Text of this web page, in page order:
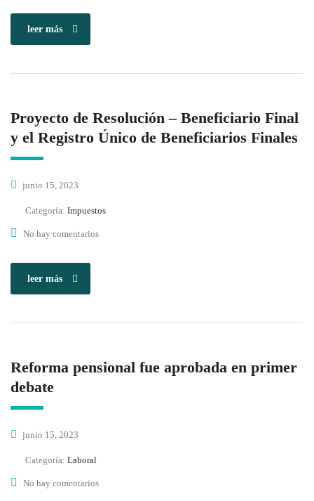
leer más
Proyecto de Resolución – Beneficiario Final
y el Registro Único de Beneficiarios Finales
junio 15, 2023
Categoría: Impuestos
No hay comentarios
leer más
Reforma pensional fue aprobada en primer
debate
junio 15, 2023
Categoría: Laboral
No hay comentarios